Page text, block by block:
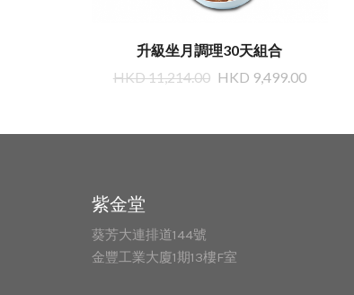
升級坐月調理30天組合
HKD 11,214.00 HKD 9,499.00
紫金堂
葵芳大連排道144號
金豐工業大廈1期13樓F室